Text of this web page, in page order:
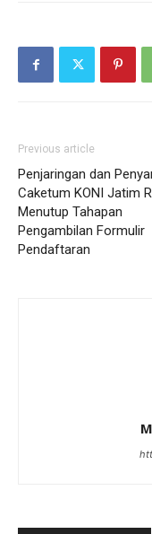
Previous article
Penjaringan dan
Caketum KONI Jatim
Menutup Tahapan
Pengambilan Formulir
Pendaftaran